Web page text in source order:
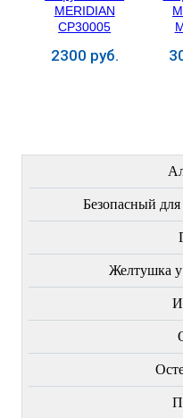
2300 руб.
Безопасный для
Желтушка